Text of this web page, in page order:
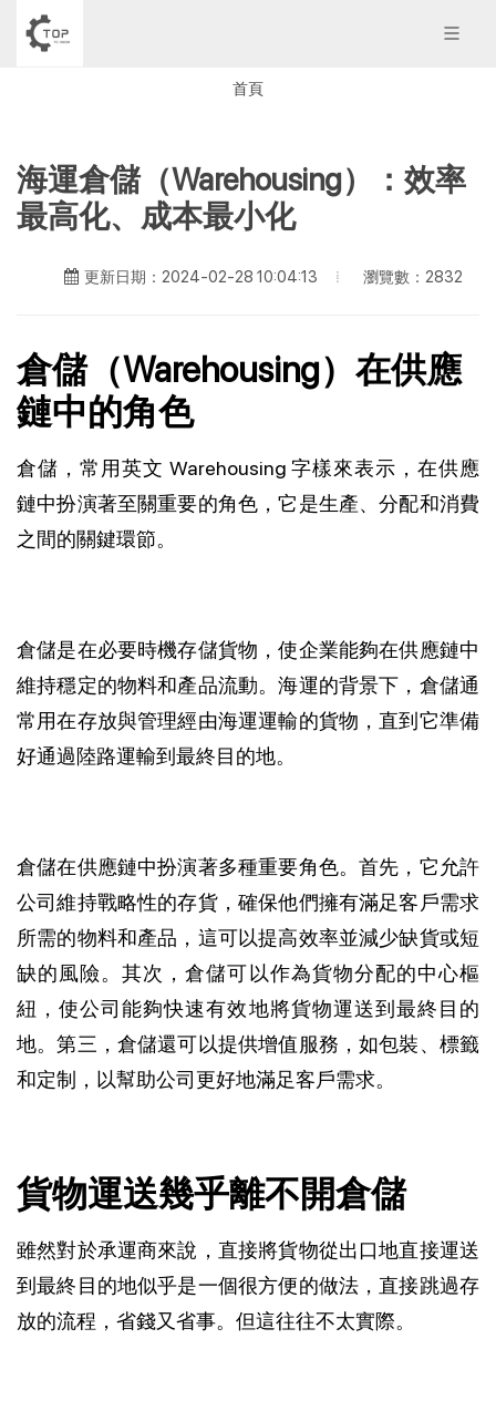
首頁
海運倉儲（Warehousing）：效率
最高化、成本最小化
更新日期：2024-02-28 10:04:13 瀏覽數：2832
倉儲（Warehousing）在供應
鏈中的角色
倉儲，常用英文 Warehousing 字樣來表示，在供應
鏈中扮演著至關重要的角色，它是生產、分配和消費
之間的關鍵環節。
倉儲是在必要時機存儲貨物，使企業能夠在供應鏈中
維持穩定的物料和產品流動。海運的背景下，倉儲通
常用在存放與管理經由海運運輸的貨物，直到它準備
好通過陸路運輸到最終目的地。
倉儲在供應鏈中扮演著多種重要角色。首先，它允許
公司維持戰略性的存貨，確保他們擁有滿足客戶需求
所需的物料和產品，這可以提高效率並減少缺貨或短
缺的風險。其次，倉儲可以作為貨物分配的中心樞
紐，使公司能夠快速有效地將貨物運送到最終目的
地。第三，倉儲還可以提供增值服務，如包裝、標籤
和定制，以幫助公司更好地滿足客戶需求。
貨物運送幾乎離不開倉儲
雖然對於承運商來說，直接將貨物從出口地直接運送
到最終目的地似乎是一個很方便的做法，直接跳過存
放的流程，省錢又省事。但這往往不太實際。